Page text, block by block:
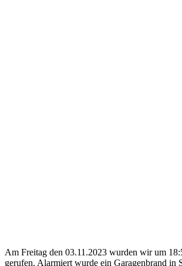
Am Freitag den 03.11.2023 wurden wir um
gerufen. Alarmiert wurde ein Garagenbrand in